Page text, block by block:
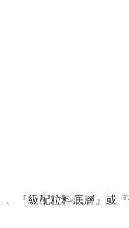
『級配粒料底層』或